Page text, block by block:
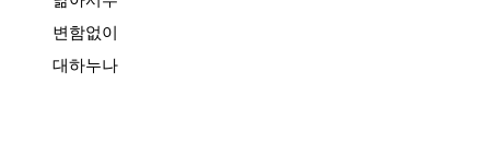
변함없이
대하누나